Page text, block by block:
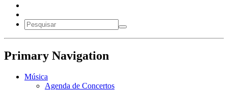
Primary Navigation
Música
Agenda de Concertos